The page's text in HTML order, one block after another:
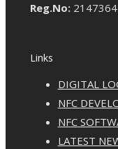
Reg.No:
Links
DIGITAL
NFC
NFC
LATEST